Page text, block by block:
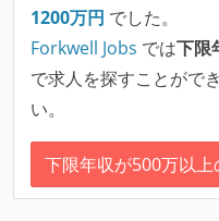
1200万円 でした。
Forkwell Jobs では下限
で求人を探すことがで
い。
下限年収が500万以